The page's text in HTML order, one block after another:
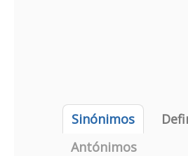
Sinónimos
Antónimos